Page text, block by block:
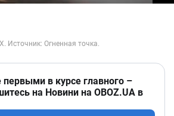
первыми в курсе главного –
на Новини на OBOZ.UA в